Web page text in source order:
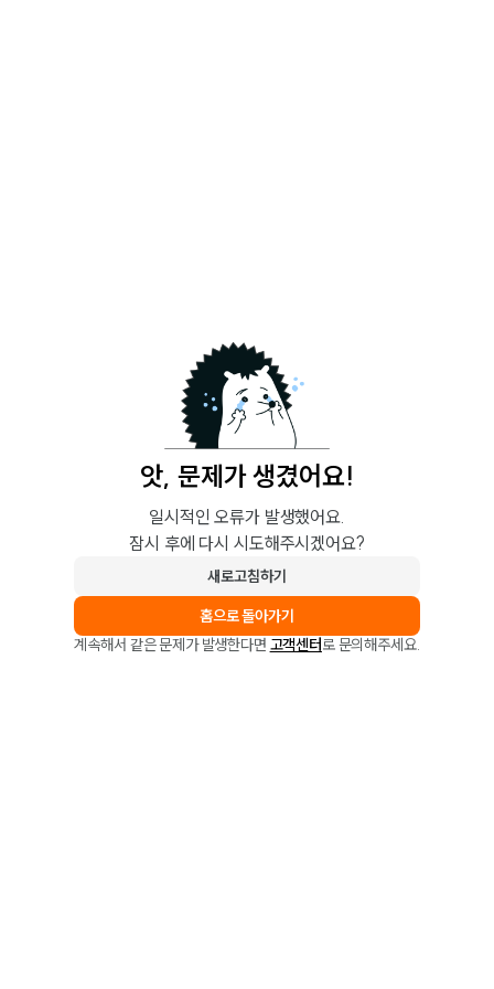
앗, 문제가 생겼어요!
일시적인 오류가 발생했어요.
잠시 후에 다시 시도해주시겠어요?
새로고침하기
홈으로 돌아가기
계속해서 같은 문제가 발생한다면 고객센터로 문의해주세요.